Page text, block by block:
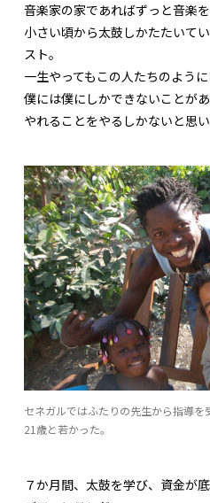
音楽家の家であればずっと音楽を
小さい頃から太鼓しかたたいて
スト。
一生やってもこの人たちのように
僕には僕にしかできないことがあ
やれることをやるしかないと思
セネガルではふたりの先生から指導
21歳と若かった。
７か月間、太鼓を学び、資金が